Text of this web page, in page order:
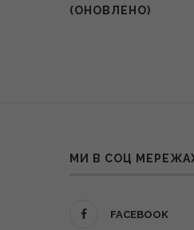
(ОНОВЛЕНО)
МИ В СОЦ
FACEBOOK